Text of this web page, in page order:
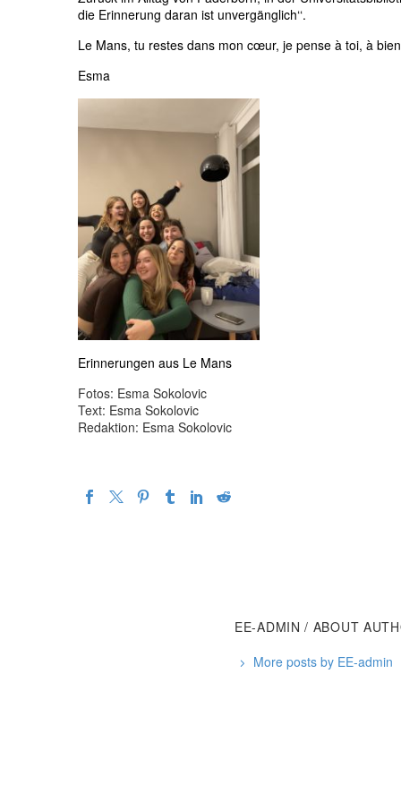
die Erinnerung daran ist unvergänglich‘‘.
Le Mans, tu restes dans mon cœur, je pense à toi, à
Esma
Erinnerungen aus Le Mans
Fotos: Esma Sokolovic
Text: Esma Sokolovic
Redaktion: Esma Sokolovic
EE-ADMIN/ ABOUT
More posts by EE-admin